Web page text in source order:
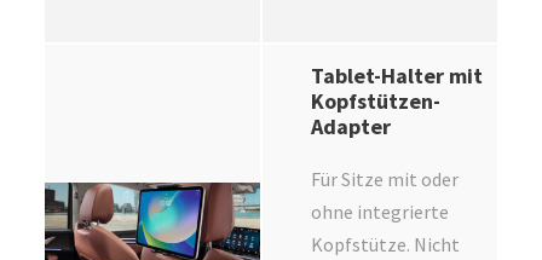
Tablet-Halter mit
Kopfstützen-
Adapter
Für Sitze mit oder
ohne integrierte
Kopfstütze. Nicht